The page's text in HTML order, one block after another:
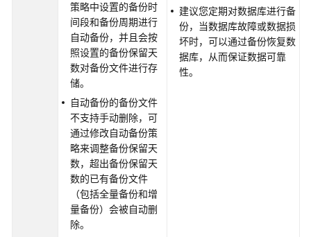
策略中设置的备份时
间段和备份周期进行
自动备份，并且会按
照设置的备份保留天
数对备份文件进行存
储。
自动备份的备份文件
不支持手动删除，可
通过修改自动备份策
略来调整备份保留天
数，超出备份保留天
数的已有备份文件
（包括全量备份和增
量备份）会被自动删
除。
建议您定期对数据库进行备
份，当数据库故障或数据损
坏时，可以通过备份恢复数
据库，从而保证数据可靠
性。